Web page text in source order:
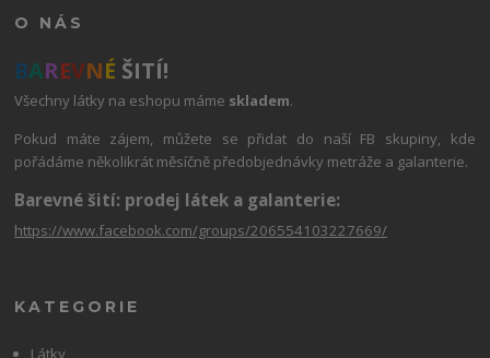
O NÁS
BAREVNÉ ŠITÍ!
Všechny látky na eshopu máme skladem.
Pokud máte zájem, můžete se přidat do naší FB skupiny, kde
pořádáme několikrát měsíčně předobjednávky metráže a galanterie.
Barevné šití: prodej látek a galanterie:
https://www.facebook.com/groups/206554103227669/
KATEGORIE
Látky